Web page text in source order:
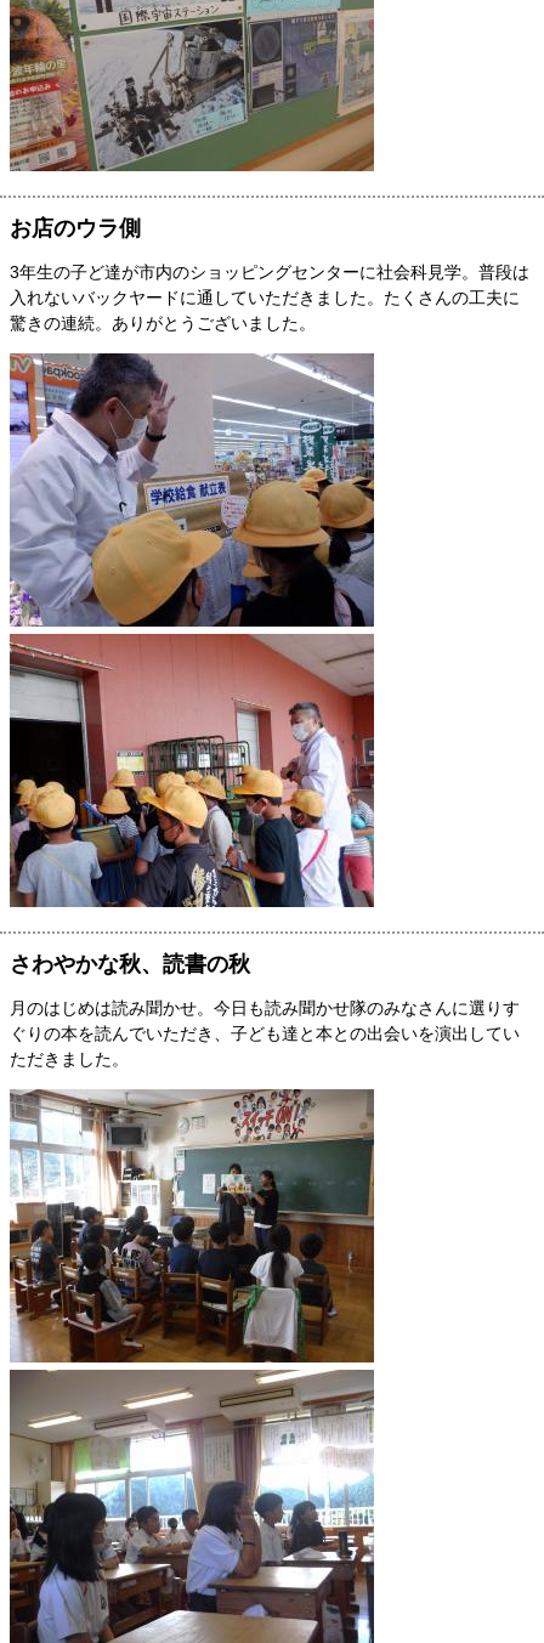
お店のウラ側
3年生の子ど達が市内のショッピングセンターに社会科見学。普段は
入れないバックヤードに通していただきました。たくさんの工夫に
驚きの連続。ありがとうございました。
さわやかな秋、読書の秋
月のはじめは読み聞かせ。今日も読み聞かせ隊のみなさんに選りす
ぐりの本を読んでいただき、子ども達と本との出会いを演出してい
ただきました。